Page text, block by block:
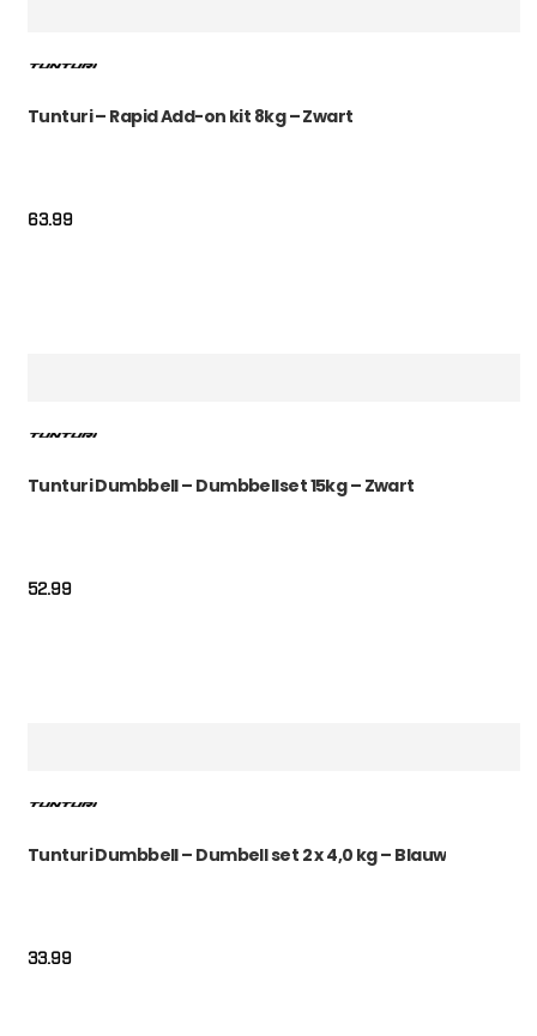
Tunturi – Rapid Add-on kit 8kg – Zwart
63.99
Tunturi Dumbbell – Dumbbellset 15kg – Zwart
52.99
Tunturi Dumbbell – Dumbell set 2 x 4,0 kg – Blauw
33.99